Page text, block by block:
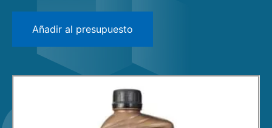
IES FURGON
R4
1- Motor
2- Encendido
3- Caja de Cambios / Transmisión
4- Frenos, Dirección y Suspensión
6- Carroceria, Puertas y Ventanas
Añadir al presupuesto